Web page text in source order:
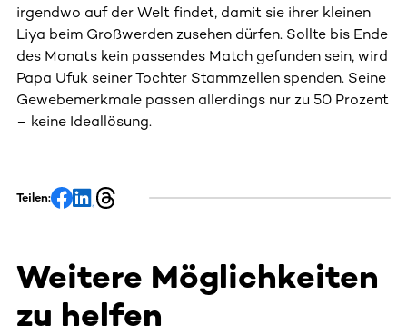
irgendwo auf der Welt findet, damit sie ihrer kleinen
Liya beim Großwerden zusehen dürfen. Sollte bis Ende
des Monats kein passendes Match gefunden sein, wird
Papa Ufuk seiner Tochter Stammzellen spenden. Seine
Gewebemerkmale passen allerdings nur zu 50 Prozent
– keine Ideallösung.
Teilen:
Weitere Möglichkeiten
zu helfen